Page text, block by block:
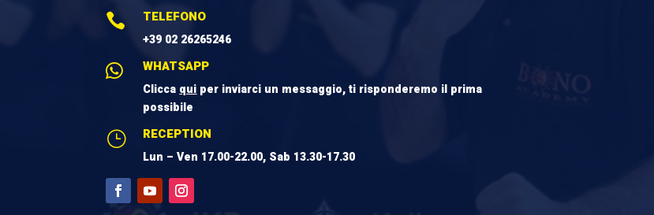
 TELEFONO
+39 02 26265246
 WHATSAPP
Cliccaquiper inviarci un messaggio, ti risponderemo il prima
possibile
} RECEPTION
Lun – Ven 17.00-22.00, Sab 13.30-17.30